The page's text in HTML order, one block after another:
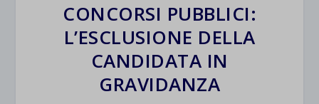
CONCORSI PUBBLICI:
L’ESCLUSIONE DELLA
CANDIDATA IN
GRAVIDANZA